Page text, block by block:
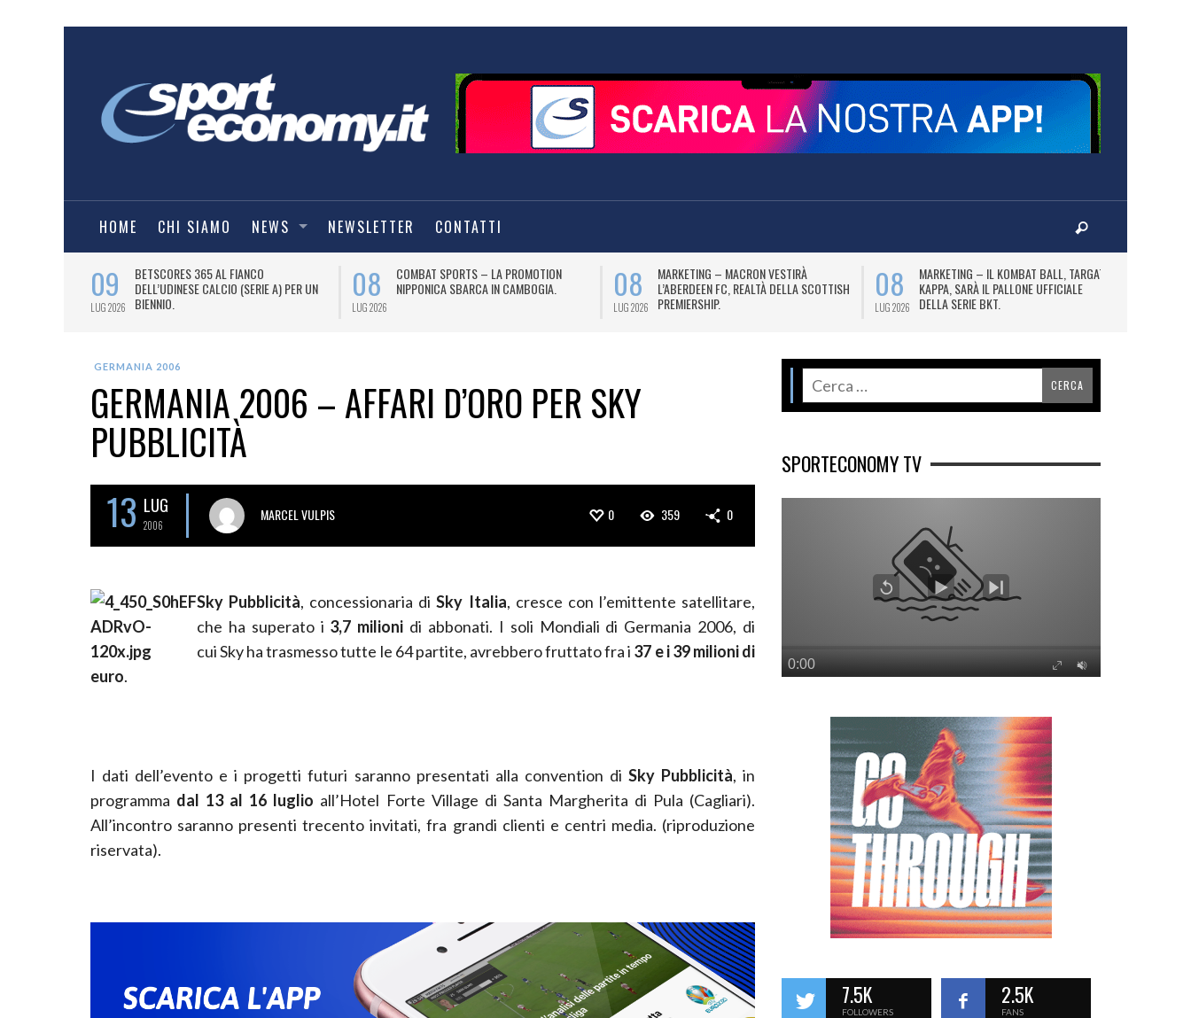
HOME CHI SIAMO NEWS NEWSLETTER CONTATTI
09
LUG 2026
BETSCORES 365 AL FIANCO
DELL’UDINESE CALCIO (SERIE A) PER UN
BIENNIO.
08
LUG 2026
COMBAT SPORTS – LA PROMOTION
NIPPONICA SBARCA IN CAMBOGIA.
08
LUG 2026
MARKETING – MACRON VESTIRÀ
L’ABERDEEN FC, REALTÀ DELLA SCOTTISH
PREMIERSHIP.
08
LUG 2026
MARKETING – IL KOMBAT BALL, TARGATO
KAPPA, SARÀ IL PALLONE UFFICIALE
DELLA SERIE BKT.
GERMANIA 2006
GERMANIA 2006 – AFFARI D’ORO PER SKY
PUBBLICITÀ
13 LUG
2006
MARCEL VULPIS 0 359 0
Sky Pubblicità, concessionaria diSky Italia, cresce con l’emittente satellitare,
che ha superato i 3,7 milioni di abbonati. I soli Mondiali di Germania 2006, di
cui Sky ha trasmesso tutte le 64 partite, avrebbero fruttato fra i 37 e i 39 milioni di
euro.
I dati dell’evento e i progetti futuri saranno presentati alla convention di Sky Pubblicità, in
programma dal 13 al 16 luglio all’Hotel Forte Village di Santa Margherita di Pula (Cagliari).
All’incontro saranno presenti trecento invitati, fra grandi clienti e centri media. (riproduzione
riservata).
SPORTECONOMY TV
7.5K
FOLLOWERS
2.5K
FANS